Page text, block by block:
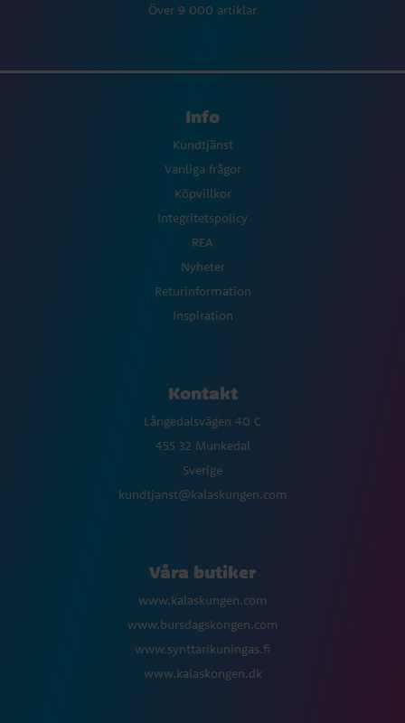
Över 9 000 artiklar
Info
Kundtjänst
Vanliga frågor
Köpvillkor
Integritetspolicy
REA
Nyheter
Returinformation
Inspiration
Kontakt
Långedalsvägen 40 C
455 32 Munkedal
Sverige
kundtjanst@kalaskungen.com
Våra butiker
www.kalaskungen.com
www.bursdagskongen.com
www.synttarikuningas.fi
www.kalaskongen.dk